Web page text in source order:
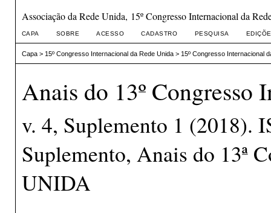
Associação da Rede Unida, 15º Congresso Internacional da
CAPA SOBRE ACESSO CADASTRO PESQUISA
Capa> 15º Congresso Internacional da Rede Unida> 15º Congresso Internacional
Anais do 13º Congresso
v. 4, Suplemento 1 (2018).
Suplemento, Anais do 13ª
UNIDA